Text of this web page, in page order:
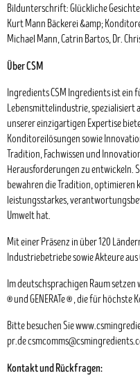
Bildunterschrift: Glückliche
Kurt Mann Bäckerei &amp;
Michael Mann, Catrin Bartos, Dr.
Über CSM
Ingredients CSM Ingredients ist ein
Lebensmittelindustrie, spezialisiert
unserer einzigartigen Expertise
Konditoreilösungen sowie
Tradition, Fachwissen und
Herausforderungen zu entwickeln.
bewahren die Tradition, optimieren
leistungsstarkes,
Umwelt hat.
Mit einer Präsenz in über 120
Industriebetriebe sowie Akteure
Im deutschsprachigen Raum
® und GENERATe ® , die für höchste
Bitte besuchen Sie
pr.de
Kontakt und Rückfragen: